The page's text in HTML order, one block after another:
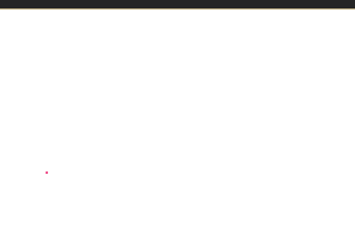
Créer une alerte